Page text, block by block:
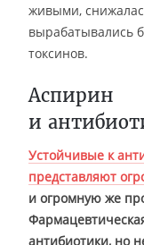
живыми,
вырабатывались
токсинов.
Аспирин
и
Устойчивые к
представляют
и огромную же
антибиотики, но